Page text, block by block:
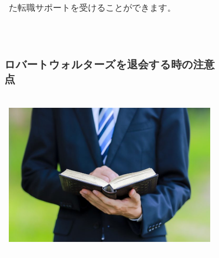
た転職サポートを受けることができます。
ロバートウォルターズを退会する時の注意
点